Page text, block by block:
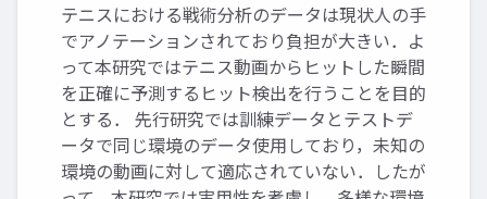
テニスにおける戦術分析のデータは現状人の手
でアノテーションされており負担が大きい．よ
って本研究ではテニス動画からヒットした瞬間
を正確に予測するヒット検出を行うことを目的
とする． 先行研究では訓練データとテストデ
ータで同じ環境のデータ使用しており，未知の
環境の動画に対して適応されていない．したが